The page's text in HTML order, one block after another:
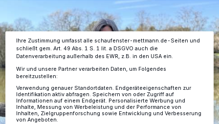
ändern oder Ihre Einwilligung zu widerrufen, indem Sie auf den Link
Einstellungen oder Ablehnen am unteren Rand der Webseite klicken.
Ihre Einstellungen gelten innerhalb unseres Website. Weitere
Informationen finden Sie in unserer Datenschutzerklärung.
Ihre Zustimmung umfasst alle schaufenster-mettmann.de-Seiten und
schließt gem. Art. 49 Abs. 1 S. 1 lit. a DSGVO auch die
Datenverarbeitung außerhalb des EWR, z.B. in den USA ein.
Wir und unsere Partner verarbeiten Daten, um Folgendes
bereitzustellen:
Verwendung genauer Standortdaten. Endgeräteeigenschaften zur
Identifikation aktiv abfragen. Speichern von oder Zugriff auf
Informationen auf einem Endgerät. Personalisierte Werbung und
Inhalte, Messung von Werbeleistung und der Performance von
Inhalten, Zielgruppenforschung sowie Entwicklung und Verbesserung
von Angeboten.